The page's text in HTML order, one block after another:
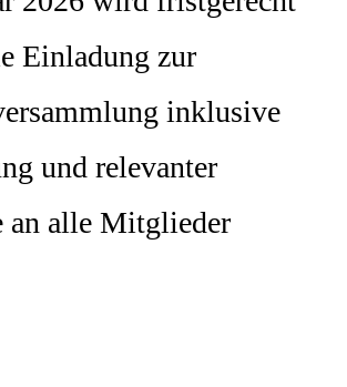
Einladung zur
inklusive
und relevanter
an alle Mitglieder